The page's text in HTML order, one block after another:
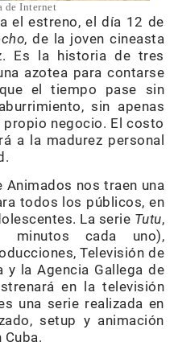
de Internet
el estreno, el día 12 de
, de la joven cineasta
Es la historia de tres
azotea para contarse
el tiempo pase sin
sin apenas
negocio. El costo
a la madurez personal
Animados nos traen una
todos los públicos, en
La serie Tutu,
cada uno),
Televisión de
y la Agencia Gallega de
en la televisión
una serie realizada en
setup y animación